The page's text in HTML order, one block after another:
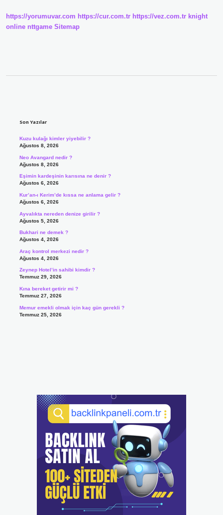
https://yorumuvar.com https://cur.com.tr https://vez.com.tr knight
online nttgame Sitemap
Son Yazılar
Kuzu kulağı kimler yiyebilir ?
Ağustos 8, 2026
Neo Avangard nedir ?
Ağustos 8, 2026
Eşimin kardeşinin karısına ne denir ?
Ağustos 6, 2026
Kur’an-ı Kerim’de kıssa ne anlama gelir ?
Ağustos 6, 2026
Ayvalıkta nereden denize girilir ?
Ağustos 5, 2026
Bukhari ne demek ?
Ağustos 4, 2026
Araç kontrol merkezi nedir ?
Ağustos 4, 2026
Zeynep Hotel’in sahibi kimdir ?
Temmuz 29, 2026
Kına bereket getirir mi ?
Temmuz 27, 2026
Memur emekli olmak için kaç gün gerekli ?
Temmuz 25, 2026